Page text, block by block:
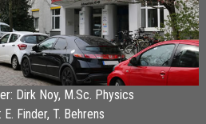
Dirk Noy, M.Sc. Physics
E. Finder, T. Behrens